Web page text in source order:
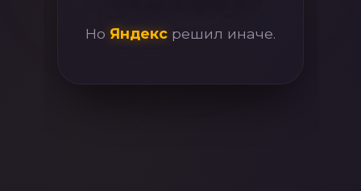
Но Яндексрешил иначе.